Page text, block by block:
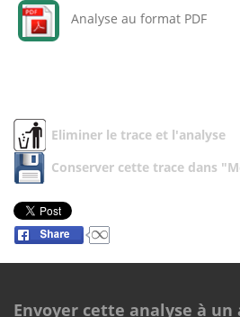
Analyse au format PDF
Eliminer le trace et l'analyse
Conserver cette trace dans
Envoyer cette analyse à un